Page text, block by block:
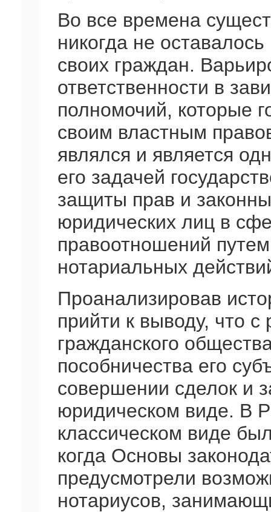
Во все времена
никогда не
своих граждан.
ответственности в
полномочий, которые
своим властным
являлся и является
его задачей
защиты прав и
юридических лиц в
правоотношений
нотариальных
Проанализировав
прийти к выводу, что
гражданского
пособничества его
совершении сделок и
юридическом виде. В
классическом виде
когда Основы
предусмотрели
нотариусов,